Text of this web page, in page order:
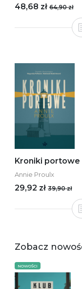
48,68 zł 64,90 zł
Kroniki portowe
Annie Proulx
29,92 zł 39,90 zł
Zobacz
NOWOŚCI